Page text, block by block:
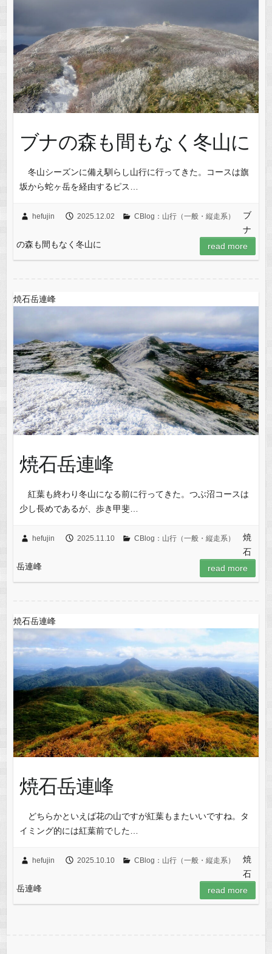
ブナの森も間もなく冬山に
冬山シーズンに備え馴らし山行に行ってきた。コースは旗
坂から蛇ヶ岳を経由するピス…
hefujin 2025.12.02 CBlog：山行（一般・縦走系）
ブ
ナ
の森も間もなく冬山に
read more
焼石岳連峰
焼石岳連峰
紅葉も終わり冬山になる前に行ってきた。つぶ沼コースは
少し長めであるが、歩き甲斐…
hefujin 2025.11.10 CBlog：山行（一般・縦走系）
焼
石
岳連峰
read more
焼石岳連峰
焼石岳連峰
どちらかといえば花の山ですが紅葉もまたいいですね。タ
イミング的には紅葉前でした…
hefujin 2025.10.10 CBlog：山行（一般・縦走系）
焼
石
岳連峰
read more